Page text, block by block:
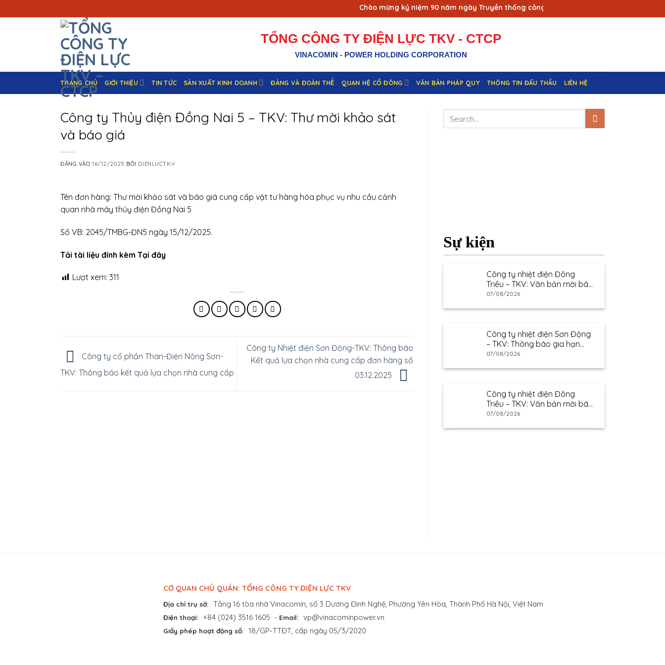
qua
Chào mừng kỷ niệm 90 năm ngày Truyền thống công nhân Vùng mỏ - Truyền thống
TỔNG CÔNG TY ĐIỆN LỰC TKV - CTCP
VINACOMIN - POWER HOLDING CORPORATION
TRANG CHỦ GIỚI THIỆU TIN TỨC SẢN XUẤT KINH DOANH ĐẢNG VÀ ĐOÀN THỂ QUAN HỆ CỔ ĐÔNG VĂN BẢN PHÁP QUY THÔNG TIN ĐẤU THẦU LIÊN HỆ
Công ty Thủy điện Đồng Nai 5 – TKV: Thư mời khảo sát
và báo giá
ĐĂNG VÀO16/12/2025 BỞI DIENLUCTKV
Tên đơn hàng: Thư mời khảo sát và báo giá cung cấp vật tư hàng hóa phục vụ nhu cầu cảnh
quan nhà máy thủy điện Đồng Nai 5
Số VB: 2045/TMBG-ĐN5 ngày 15/12/2025.
Tải tài liệu đính kèm Tại đây
Lượt xem: 311
Công ty cổ phần Than-Điện Nông Sơn-
TKV: Thông báo kết quả lựa chọn nhà cung cấp
Công ty Nhiệt điện Sơn Động-TKV: Thông báo
Kết quả lựa chọn nhà cung cấp đơn hàng số
03.12.2025
Sự kiện
Công ty nhiệt điện Đông
Triều – TKV: Văn bản mời báo
giá
07/08/2026
Công ty nhiệt điện Sơn Động
– TKV: Thông báo gia hạn
thư mời báo giá
07/08/2026
Công ty nhiệt điện Đông
Triều – TKV: Văn bản mời báo
giá
07/08/2026
CƠ QUAN CHỦ QUẢN: TỔNG CÔNG TY ĐIỆN LỰC TKV
Địa chỉ trụ sở: Tầng 16 tòa nhà Vinacomin, số 3 Dương Đình Nghệ, Phường Yên Hòa, Thành Phố Hà Nội, Việt Nam
Điện thoại: +84 (024) 3516 1605 - Email: vp@vinacominpower.vn
Giấy phép hoạt động số: 18/GP-TTĐT, cấp ngày 05/3/2020